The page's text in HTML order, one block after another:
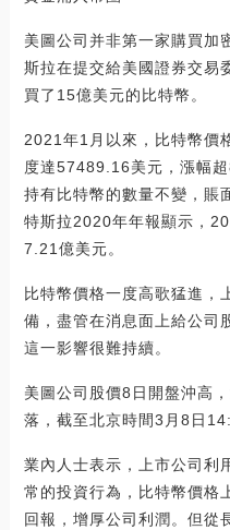
美圖公司并非第一家購買加
斯拉在提交給美國證券交易
買了15億美元的比特幣。
2021年1月以來，比特幣價
度達57489.16美元，漲幅
持有比特幣的數量不變，賬
特斯拉2020年年報顯示，
7.21億美元。
比特幣價格一度高歌猛進，
備，盡管在消息面上給公司
這一影響很難持續。
美圖公司股價8日開盤沖高
落，截至北京時間3月8日
業內人士表示，上市公司利
常的投資行為，比特幣價格
回報，增厚公司利潤。但從